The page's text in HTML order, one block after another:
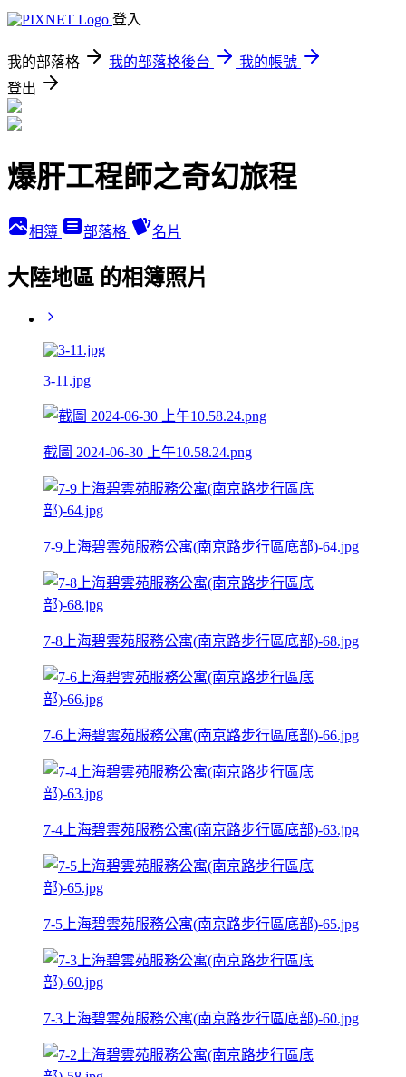
登入
我的部落格 我的部落格後台
我的帳號
登出
爆肝工程師之奇幻旅程
相簿 部落格 名片
大陸地區 的相簿照片
3-11.jpg
截圖 2024-06-30 上午10.58.24.png
7-9上海碧雲苑服務公寓(南京路步行區底部)-64.jpg
7-8上海碧雲苑服務公寓(南京路步行區底部)-68.jpg
7-6上海碧雲苑服務公寓(南京路步行區底部)-66.jpg
7-4上海碧雲苑服務公寓(南京路步行區底部)-63.jpg
7-5上海碧雲苑服務公寓(南京路步行區底部)-65.jpg
7-3上海碧雲苑服務公寓(南京路步行區底部)-60.jpg